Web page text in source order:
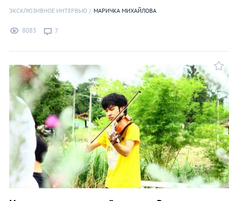
ЭКСКЛЮЗИВНОЕ ИНТЕРВЬЮ МАРИЧКА МИХАЙЛОВА
8083 7